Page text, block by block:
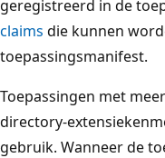
geregistreerd in de
claims die kunnen
toepassingsmanifest.
Toepassingen met
directory-
gebruik. Wanneer de